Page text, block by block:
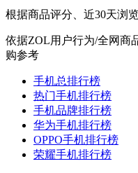
根据商品评分、近30天浏
依据ZOL用户行为/全网商
购参考
手机总排行榜
热门手机排行榜
手机品牌排行榜
华为手机排行榜
OPPO手机排行榜
荣耀手机排行榜